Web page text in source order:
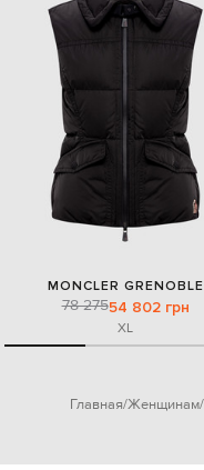
MONCLER GRENOBLE
78 27554 802 грн
XL
Главная Женщинам